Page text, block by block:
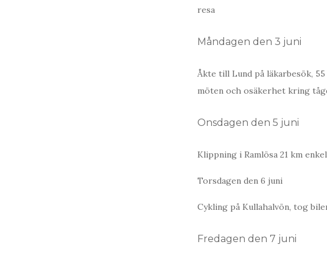
resa
Måndagen den 3 juni
Åkte till Lund på läkarbesök,
möten och osäkerhet kring
Onsdagen den 5 juni
Klippning i Ramlösa 21 km
Torsdagen den 6 juni
Cykling på Kullahalvön, tog
Fredagen den 7 juni